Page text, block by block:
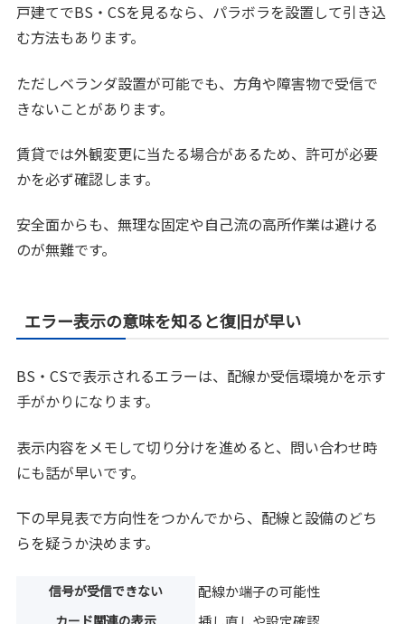
戸建てでBS・CSを見るなら、パラボラを設置して引き込
む方法もあります。
ただしベランダ設置が可能でも、方角や障害物で受信で
きないことがあります。
賃貸では外観変更に当たる場合があるため、許可が必要
かを必ず確認します。
安全面からも、無理な固定や自己流の高所作業は避ける
のが無難です。
エラー表示の意味を知ると復旧が早い
BS・CSで表示されるエラーは、配線か受信環境かを示す
手がかりになります。
表示内容をメモして切り分けを進めると、問い合わせ時
にも話が早いです。
下の早見表で方向性をつかんでから、配線と設備のどち
らを疑うか決めます。
信号が受信できない 配線か端子の可能性
カード関連の表示